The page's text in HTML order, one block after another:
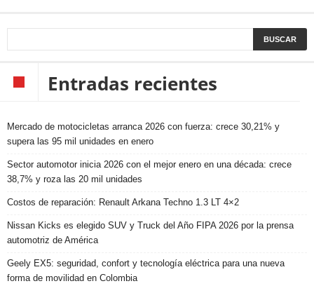
Entradas recientes
Mercado de motocicletas arranca 2026 con fuerza: crece 30,21% y
supera las 95 mil unidades en enero
Sector automotor inicia 2026 con el mejor enero en una década: crece
38,7% y roza las 20 mil unidades
Costos de reparación: Renault Arkana Techno 1.3 LT 4×2
Nissan Kicks es elegido SUV y Truck del Año FIPA 2026 por la prensa
automotriz de América
Geely EX5: seguridad, confort y tecnología eléctrica para una nueva
forma de movilidad en Colombia